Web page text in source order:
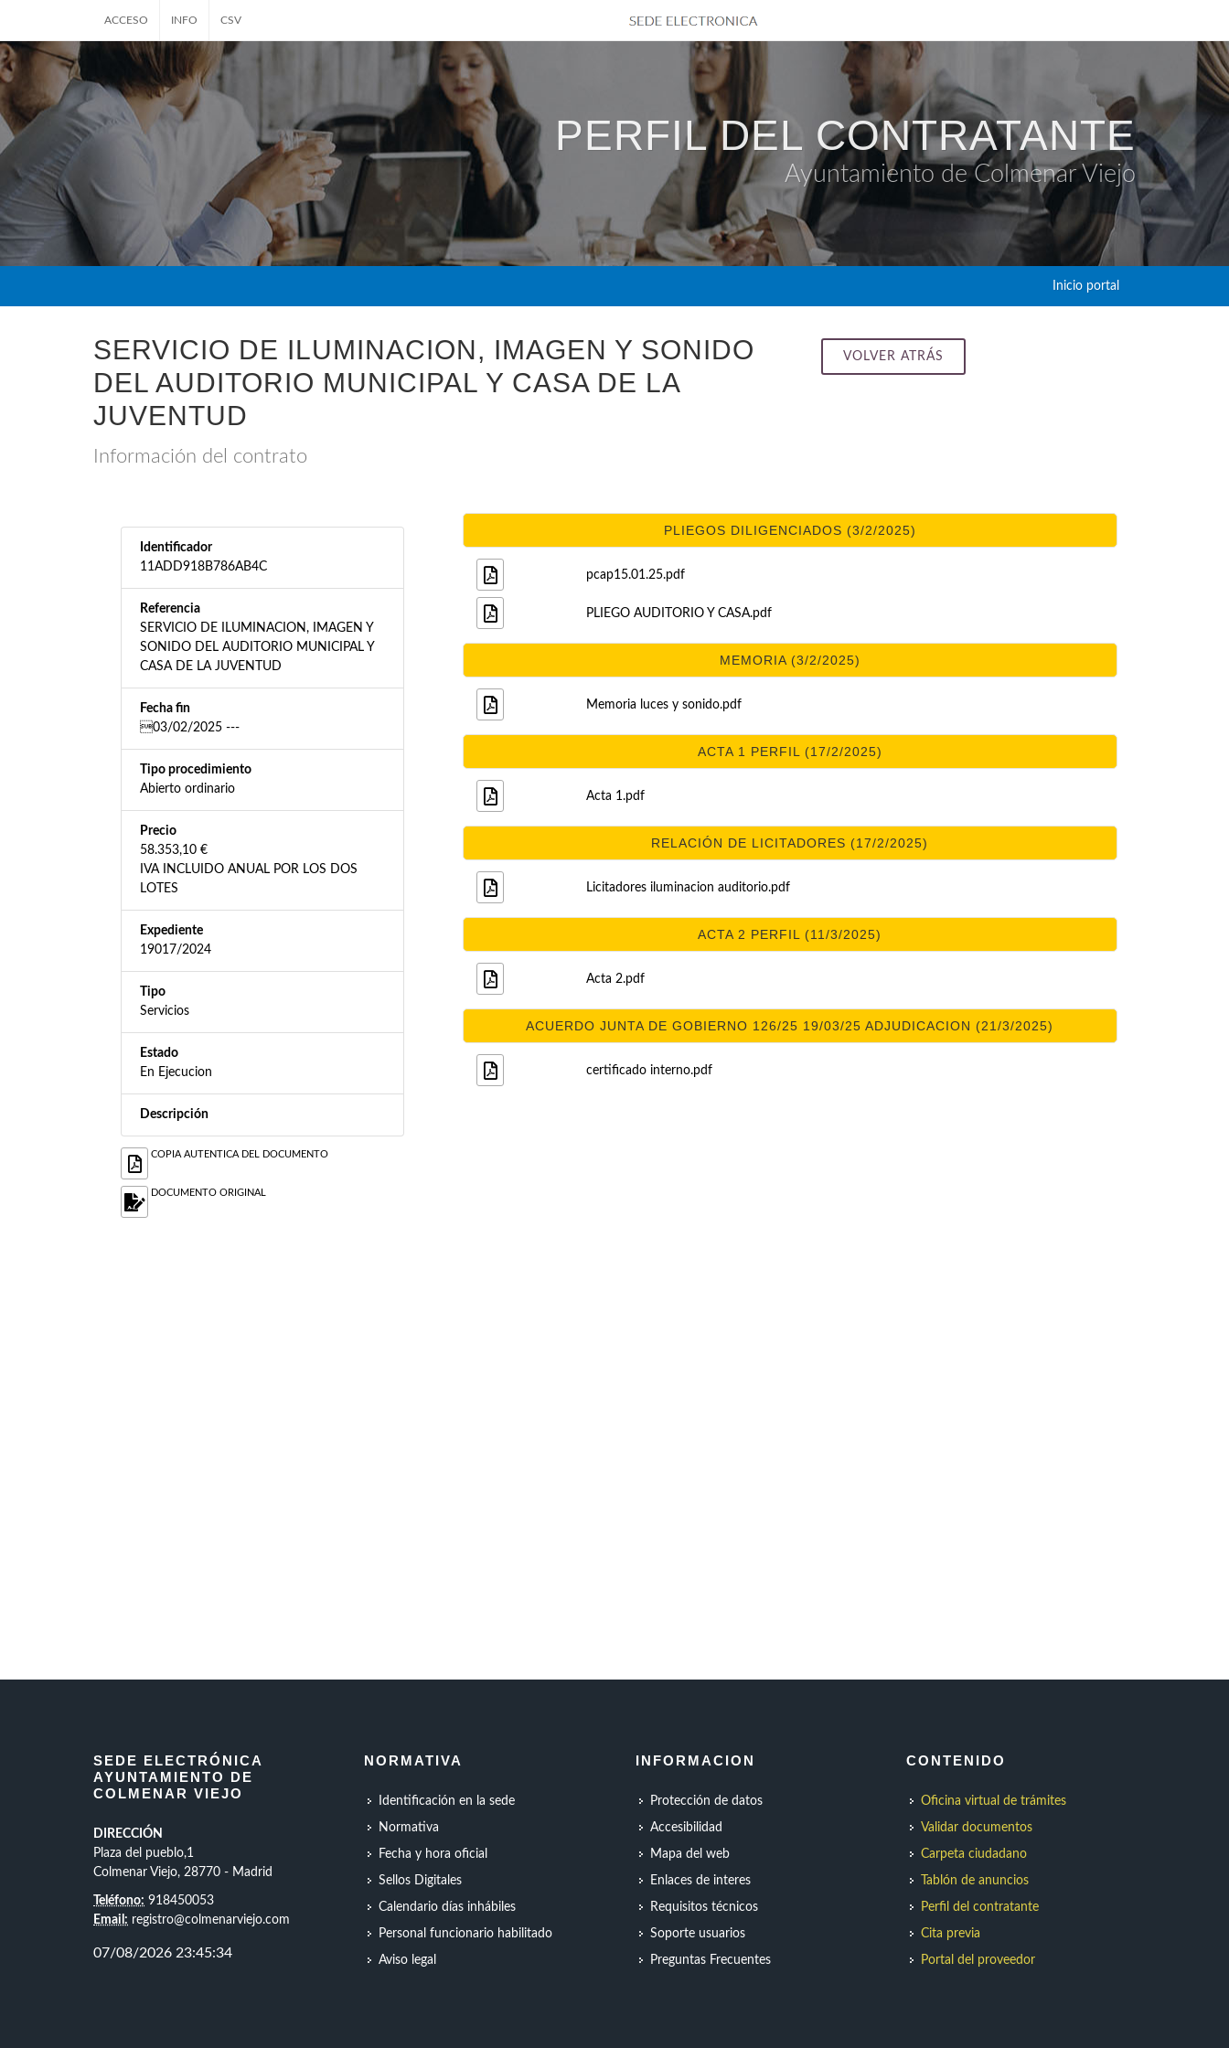
ACCESO INFO CSV
PERFIL DEL CONTRATANTE
Ayuntamiento de Colmenar Viejo
Inicio portal
SERVICIO DE ILUMINACION, IMAGEN Y SONIDO
DEL AUDITORIO MUNICIPAL Y CASA DE LA
JUVENTUD
Información del contrato
VOLVER ATRÁS
Identificador
11ADD918B786AB4C
Referencia
SERVICIO DE ILUMINACION, IMAGEN Y
SONIDO DEL AUDITORIO MUNICIPAL Y
CASA DE LA JUVENTUD
Fecha fin
03/02/2025 ---
Tipo procedimiento
Abierto ordinario
Precio
58.353,10 €
IVA INCLUIDO ANUAL POR LOS DOS
LOTES
Expediente
19017/2024
Tipo
Servicios
Estado
En Ejecucion
Descripción
COPIA AUTENTICA DEL DOCUMENTO
DOCUMENTO ORIGINAL
PLIEGOS DILIGENCIADOS (3/2/2025)
pcap15.01.25.pdf
PLIEGO AUDITORIO Y CASA.pdf
MEMORIA (3/2/2025)
Memoria luces y sonido.pdf
ACTA 1 PERFIL (17/2/2025)
Acta 1.pdf
RELACIÓN DE LICITADORES (17/2/2025)
Licitadores iluminacion auditorio.pdf
ACTA 2 PERFIL (11/3/2025)
Acta 2.pdf
ACUERDO JUNTA DE GOBIERNO 126/25 19/03/25 ADJUDICACION (21/3/2025)
certificado interno.pdf
SEDE ELECTRÓNICA
AYUNTAMIENTO DE
COLMENAR VIEJO
DIRECCIÓN
Plaza del pueblo,1
Colmenar Viejo, 28770 - Madrid
Teléfono: 918450053
Email: registro@colmenarviejo.com
NORMATIVA
Identificación en la sede
Normativa
Fecha y hora oficial
Sellos Digitales
Calendario días inhábiles
Personal funcionario habilitado
Aviso legal
INFORMACION
Protección de datos
Accesibilidad
Mapa del web
Enlaces de interes
Requisitos técnicos
Soporte usuarios
Preguntas Frecuentes
CONTENIDO
Oficina virtual de trámites
Validar documentos
Carpeta ciudadano
Tablón de anuncios
Perfil del contratante
Cita previa
Portal del proveedor